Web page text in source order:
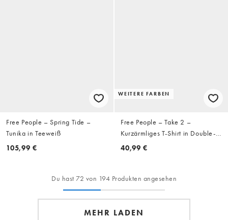
Free People – Spring Tide –
Tunika in Teeweiß
105,99 €
WEITERE FARBEN
Free People – Take 2 –
Kurzärmliges T-Shirt in Double-
Espresso-Brown mit V-Ausschnitt
40,99 €
Du hast 72 von 194 Produkten angesehen
MEHR LADEN